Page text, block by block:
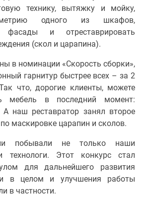
технику, вытяжку и мойку,
одного из шкафов,
фасады и отреставрировать
(скол и царапина).
в номинации «Скорость сборки»,
гарнитур быстрее всех – за 2
что, дорогие клиенты, можете
мебель в последний момент:
А наш реставратор занял второе
маскировке царапин и сколов.
побывали не только наши
Этот конкурс стал
для дальнейшего развития
в целом и улучшения работы
в частности.